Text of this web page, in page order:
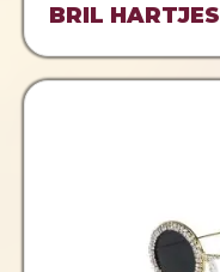
BRIL HARTJES